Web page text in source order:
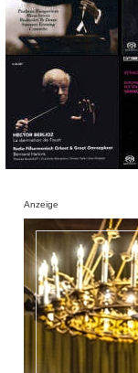
Anzeige